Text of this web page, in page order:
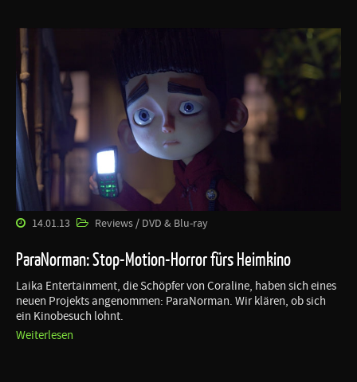
14.01.13 Reviews / DVD & Blu-ray
ParaNorman: Stop-Motion-Horror fürs Heimkino
Laika Entertainment, die Schöpfer von Coraline, haben sich eines
neuen Projekts angenommen: ParaNorman. Wir klären, ob sich
ein Kinobesuch lohnt.
Weiterlesen